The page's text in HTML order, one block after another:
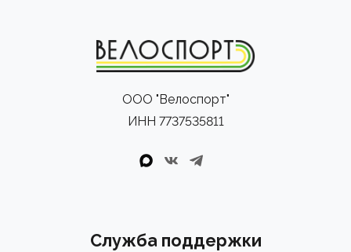
ООО "Велоспорт"
ИНН 7737535811
Служба поддержки